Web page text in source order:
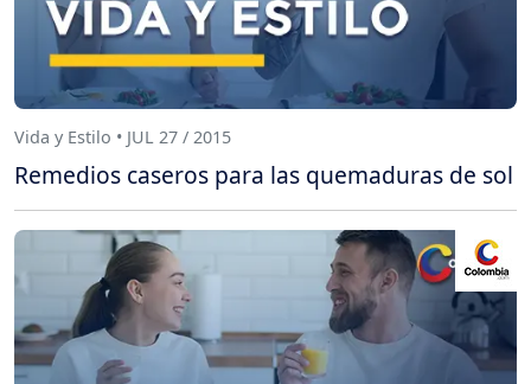
Vida y Estilo • JUL 27 / 2015
Remedios caseros para las quemaduras de sol